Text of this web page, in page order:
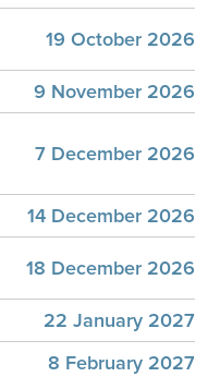
19 October 2026
9 November 2026
7 December 2026
14 December 2026
18 December 2026
22 January 2027
8 February 2027